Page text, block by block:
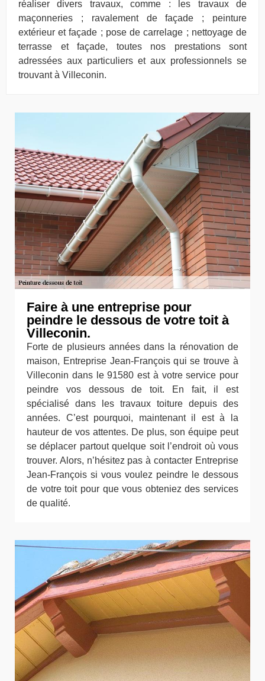
réaliser divers travaux, comme : les travaux de
maçonneries ; ravalement de façade ; peinture
extérieur et façade ; pose de carrelage ; nettoyage de
terrasse et façade, toutes nos prestations sont
adressées aux particuliers et aux professionnels se
trouvant à Villeconin.
Faire à une entreprise pour
peindre le dessous de votre toit à
Villeconin.
Forte de plusieurs années dans la rénovation de
maison, Entreprise Jean-François qui se trouve à
Villeconin dans le 91580 est à votre service pour
peindre vos dessous de toit. En fait, il est
spécialisé dans les travaux toiture depuis des
années. C’est pourquoi, maintenant il est à la
hauteur de vos attentes. De plus, son équipe peut
se déplacer partout quelque soit l’endroit où vous
trouver. Alors, n’hésitez pas à contacter Entreprise
Jean-François si vous voulez peindre le dessous
de votre toit pour que vous obteniez des services
de qualité.